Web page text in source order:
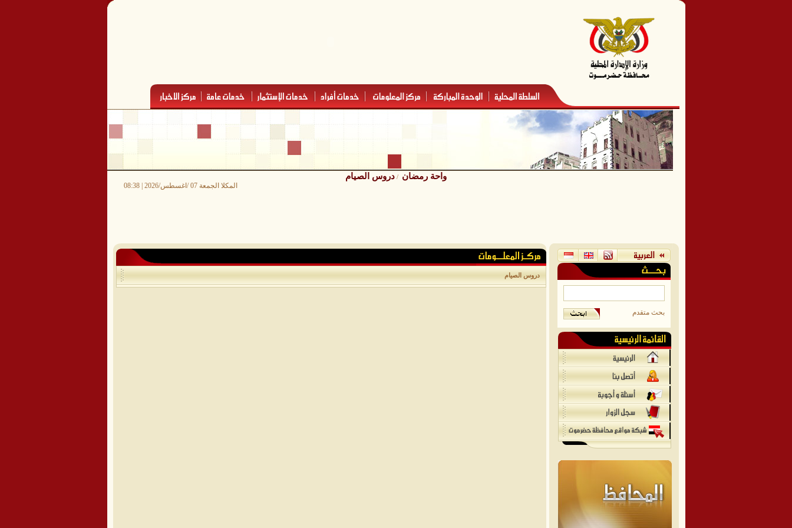
واحة رمضان / دروس الصيام
المكلا الجمعة 07 /اغسطس/2026 | 08:38
دروس الصيام
بحث متقدم